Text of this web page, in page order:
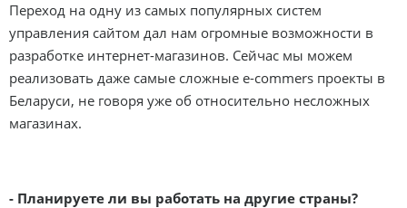
Переход на одну из самых популярных систем
управления сайтом дал нам огромные возможности в
разработке интернет-магазинов. Сейчас мы можем
реализовать даже самые сложные e-commers проекты в
Беларуси, не говоря уже об относительно несложных
магазинах.
- Планируете ли вы работать на другие страны?